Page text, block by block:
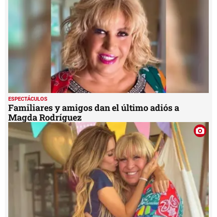
ESPECTÁCULOS
Familiares y amigos dan el último adiós a
Magda Rodríguez